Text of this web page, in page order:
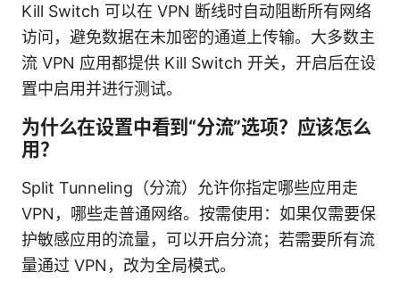
Kill Switch 可以在 VPN 断线时自动阻断所有网络
访问，避免数据在未加密的通道上传输。大多数主
流 VPN 应用都提供 Kill Switch 开关，开启后在设
置中启用并进行测试。
为什么在设置中看到“分流”选项？应该怎么
用？
Split Tunneling（分流）允许你指定哪些应用走
VPN，哪些走普通网络。按需使用：如果仅需要保
护敏感应用的流量，可以开启分流；若需要所有流
量通过 VPN，改为全局模式。